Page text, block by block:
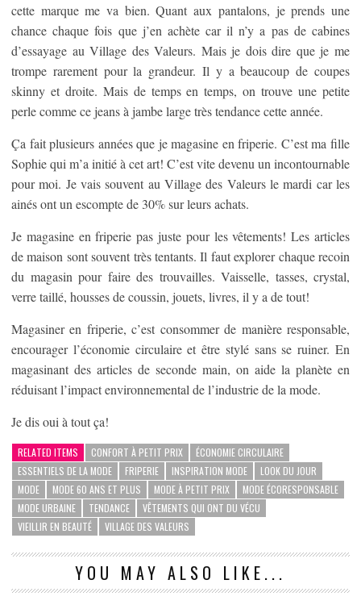
cette marque me va bien. Quant aux pantalons, je prends une
chance chaque fois que j’en achète car il n’y a pas de cabines
d’essayage au Village des Valeurs. Mais je dois dire que je me
trompe rarement pour la grandeur. Il y a beaucoup de coupes
skinny et droite. Mais de temps en temps, on trouve une petite
perle comme ce jeans à jambe large très tendance cette année.
Ça fait plusieurs années que je magasine en friperie. C’est ma fille
Sophie qui m’a initié à cet art! C’est vite devenu un incontournable
pour moi. Je vais souvent au Village des Valeurs le mardi car les
ainés ont un escompte de 30% sur leurs achats.
Je magasine en friperie pas juste pour les vêtements! Les articles
de maison sont souvent très tentants. Il faut explorer chaque recoin
du magasin pour faire des trouvailles. Vaisselle, tasses, crystal,
verre taillé, housses de coussin, jouets, livres, il y a de tout!
Magasiner en friperie, c’est consommer de manière responsable,
encourager l’économie circulaire et être stylé sans se ruiner. En
magasinant des articles de seconde main, on aide la planète en
réduisant l’impact environnemental de l’industrie de la mode.
Je dis oui à tout ça!
RELATED ITEMS CONFORT À PETIT PRIX
ÉCONOMIE CIRCULAIRE
ESSENTIELS DE LA MODE
FRIPERIE INSPIRATION MODE
LOOK DU JOUR
MODE
MODE 60 ANS ET PLUS MODE À PETIT PRIX
MODE ÉCORESPONSABLE
MODE URBAINE
TENDANCE
VÊTEMENTS QUI ONT DU VÉCU
VIEILLIR EN BEAUTÉ
VILLAGE DES VALEURS
YOU MAY ALSO LIKE...